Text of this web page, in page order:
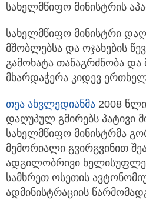
სახელმწიფო მინისტრის
სახელმწიფო მინისტრი
მშობლებსა და ოჯახების
გამოხატა თანაგრძნობა
მხარდაჭერა კიდევ
თეა ახვლედიანმა 2008
დაღუპულ გმირებს პატივი
სახელმწიფო მინისტრმა
მემორიალი გვირგვინით
ადგილობრივი
სამხრეთ ოსეთის
ადმინისტრაციის